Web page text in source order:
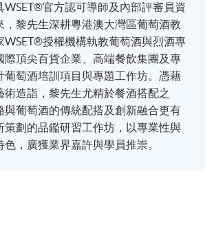
WSET®官方認可導師及內部評審員資
，黎先生深耕粵港澳大灣區葡萄酒教
WSET®授權機構執教葡萄酒與烈酒專
際頂尖百貨企業、高端餐飲集團及專
葡萄酒培訓項目與專題工作坊。憑藉
術造詣，黎先生尤精於餐酒搭配之
與葡萄酒的傳統配搭及創新融合更有
策劃的品鑑研習工作坊，以專業性與
，廣獲業界嘉許與學員推崇。